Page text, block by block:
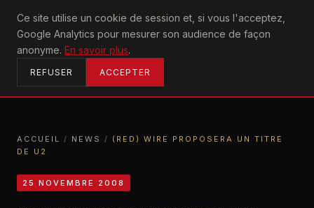
Ce site utilise un cookie de session et, si vous l'acceptez,
Google Analytics pour mesurer son audience de façon
anonyme. En savoir plus.
REFUSER ACCEPTER
U2achtung
ACCUEIL
ACCUEIL / NEWS / (RED) WIRE PROPOSERA UN TITRE
DE U2
25 NOVEMBRE 2008